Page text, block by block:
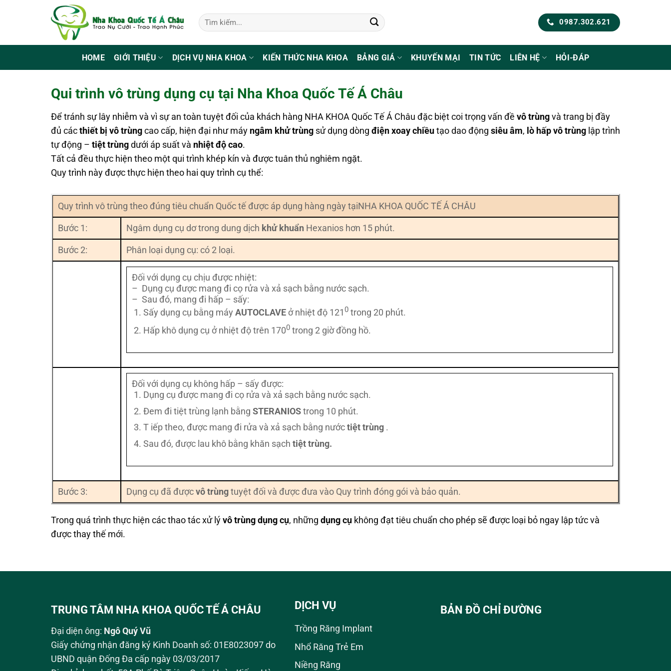
0987.302.621
HOME GIỚI THIỆU DỊCH VỤ NHA KHOA KIẾN THỨC NHA KHOA BẢNG GIÁ KHUYẾN MẠI TIN TỨC LIÊN HỆ HỎI-ĐÁP
Qui trình vô trùng dụng cụ tại Nha Khoa Quốc Tế Á Châu
Để tránh sự lây nhiễm và vì sự an toàn tuyệt đối của khách hàng NHA KHOA Quốc Tế Á Châu đặc biệt coi trọng vấn đề vô trùng và trang bị đầy
đủ các thiết bị vô trùng cao cấp, hiện đại như máy ngâm khử trùng sử dụng dòng điện xoay chiều tạo dao động siêu âm, lò hấp vô trùng lập trình
tự động – tiệt trùng dưới áp suất và nhiệt độ cao.
Tất cả đều thực hiện theo một qui trình khép kín và được tuân thủ nghiêm ngặt.
Quy trình này được thực hiện theo hai quy trình cụ thể:
Quy trình vô trùng theo đúng tiêu chuẩn Quốc tế được áp dụng hàng ngày tạiNHA KHOA QUỐC TẾ Á CHÂU
Bước 1: Ngâm dụng cụ dơ trong dung dịch khử khuẩn Hexanios hơn 15 phút.
Bước 2: Phân loại dụng cụ: có 2 loại.
Ðối với dụng cụ chịu được nhiệt:
– Dụng cụ được mang đi cọ rửa và xả sạch bằng nước sạch.
– Sau đó, mang đi hấp – sấy:
Sấy dụng cụ bằng máy AUTOCLAVEở nhiệt độ 1210 trong 20 phút.
Hấp khô dụng cụ ở nhiệt độ trên 1700 trong 2 giờ đồng hồ.
Đối với dụng cụ không hấp – sấy được:
Dụng cụ được mang đi cọ rửa và xả sạch bằng nước sạch.
Đem đi tiệt trùng lạnh bằng STERANIOStrong 10 phút.
T iếp theo, được mang đi rửa và xả sạch bằng nước tiệt trùng.
Sau đó, được lau khô bằng khăn sạch tiệt trùng.
Bước 3: Dụng cụ đã được vô trùng tuyệt đối và được đưa vào Quy trình đóng gói và bảo quản.
Trong quá trình thực hiện các thao tác xử lý vô trùng dụng cụ, những dụng cụ không đạt tiêu chuẩn cho phép sẽ được loại bỏ ngay lập tức và
được thay thế mới.
TRUNG TÂM NHA KHOA QUỐC TẾ Á CHÂU
Đại diện ông: Ngô Quý Vũ
Giấy chứng nhận đăng ký Kinh Doanh số: 01E8023097 do
UBND quận Đống Đa cấp ngày 03/03/2017
DỊCH VỤ
Trồng Răng Implant
Nhổ Răng Trẻ Em
Niềng Răng
BẢN ĐỒ CHỈ ĐƯỜNG